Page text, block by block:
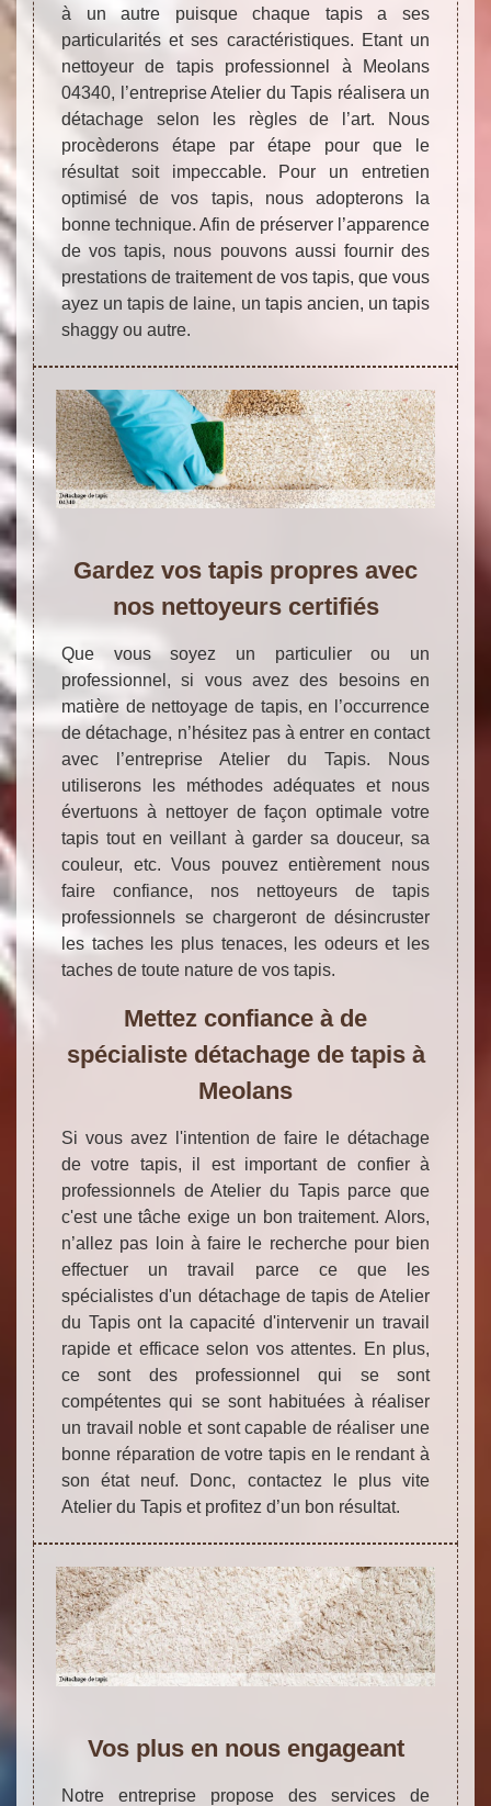
à un autre puisque chaque tapis a ses
particularités et ses caractéristiques. Etant un
nettoyeur de tapis professionnel à Meolans
04340, l’entreprise Atelier du Tapis réalisera un
détachage selon les règles de l’art. Nous
procèderons étape par étape pour que le
résultat soit impeccable. Pour un entretien
optimisé de vos tapis, nous adopterons la
bonne technique. Afin de préserver l’apparence
de vos tapis, nous pouvons aussi fournir des
prestations de traitement de vos tapis, que vous
ayez un tapis de laine, un tapis ancien, un tapis
shaggy ou autre.
Gardez vos tapis propres avec
nos nettoyeurs certifiés
Que vous soyez un particulier ou un
professionnel, si vous avez des besoins en
matière de nettoyage de tapis, en l’occurrence
de détachage, n’hésitez pas à entrer en contact
avec l’entreprise Atelier du Tapis. Nous
utiliserons les méthodes adéquates et nous
évertuons à nettoyer de façon optimale votre
tapis tout en veillant à garder sa douceur, sa
couleur, etc. Vous pouvez entièrement nous
faire confiance, nos nettoyeurs de tapis
professionnels se chargeront de désincruster
les taches les plus tenaces, les odeurs et les
taches de toute nature de vos tapis.
Mettez confiance à de
spécialiste détachage de tapis à
Meolans
Si vous avez l'intention de faire le détachage
de votre tapis, il est important de confier à
professionnels de Atelier du Tapis parce que
c'est une tâche exige un bon traitement. Alors,
n’allez pas loin à faire le recherche pour bien
effectuer un travail parce ce que les
spécialistes d'un détachage de tapis de Atelier
du Tapis ont la capacité d'intervenir un travail
rapide et efficace selon vos attentes. En plus,
ce sont des professionnel qui se sont
compétentes qui se sont habituées à réaliser
un travail noble et sont capable de réaliser une
bonne réparation de votre tapis en le rendant à
son état neuf. Donc, contactez le plus vite
Atelier du Tapis et profitez d’un bon résultat.
Vos plus en nous engageant
Notre entreprise propose des services de